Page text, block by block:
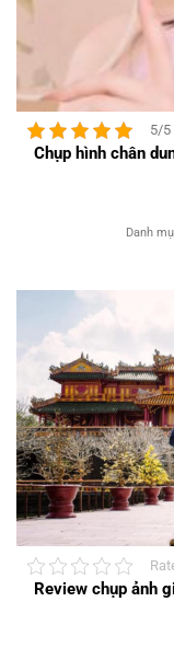
5/5
Chụp hình chân
Danh
Review chụp ảnh